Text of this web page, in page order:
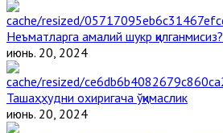
Неъматларга амалий шукр қилганмисиз?
июнь. 20, 2024
Ташаҳҳудни охиригача ўқимаслик
июнь. 20, 2024